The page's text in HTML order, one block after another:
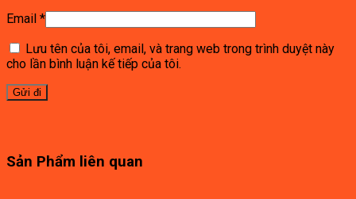
Email *
Lưu tên của tôi, email, và trang web trong trình duyệt này
cho lần bình luận kế tiếp của tôi.
Sản Phẩm liên quan